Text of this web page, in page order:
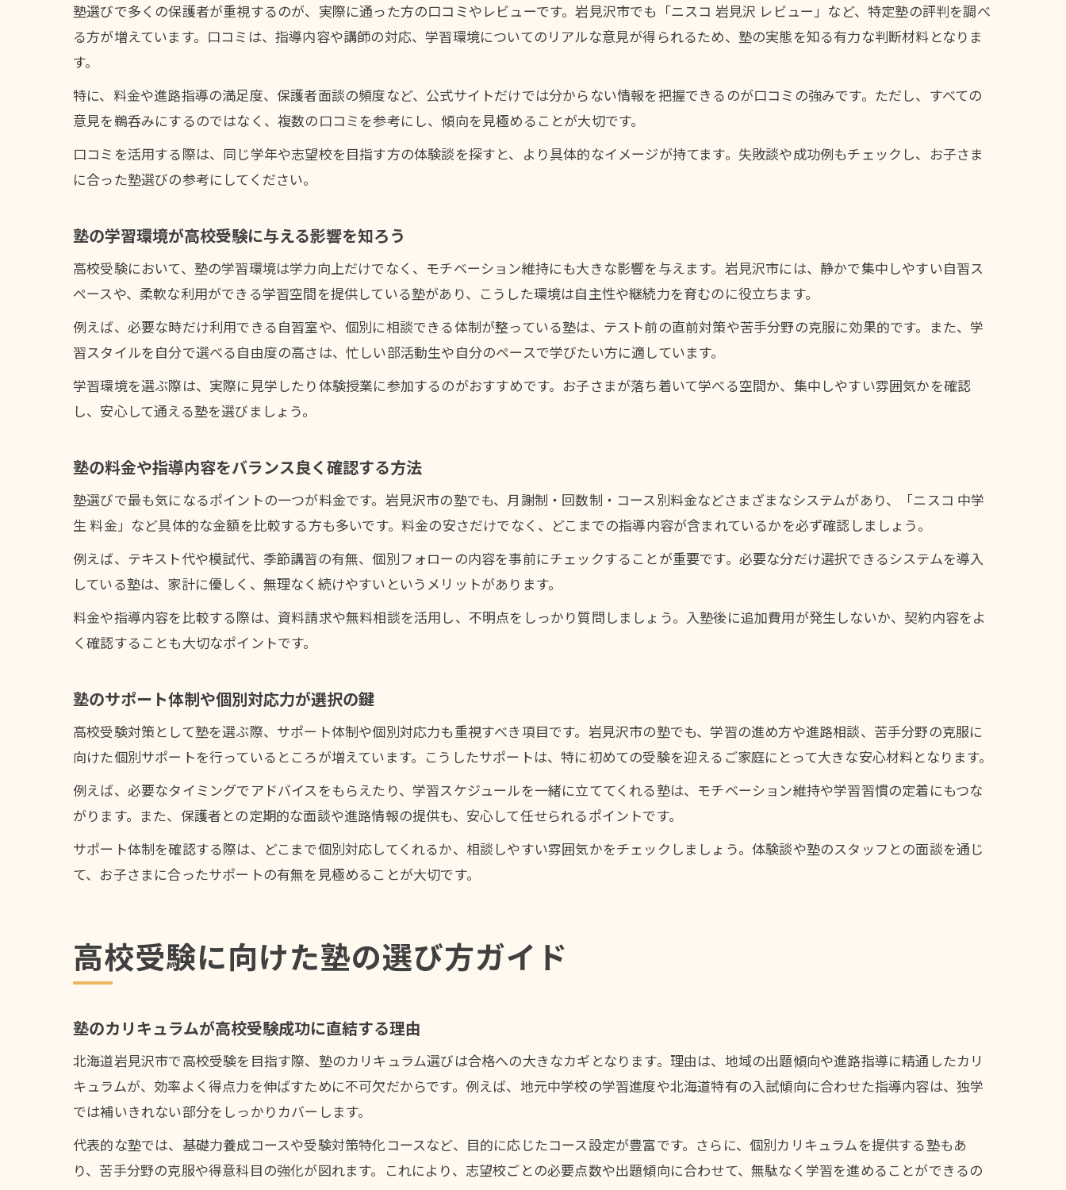
塾の料金相場と家計に優しい選択法
塾の料金相場を知り家計に合った選び方を実践
塾の料金プランが保護者の負担を軽減する理由
高校受験塾の平均費用と安い塾の特徴を解説
塾の割引制度や特典を活用した節約術
塾のサポートが高校受験合格率に与える影響
塾の講師が生徒に寄り添う指導の魅力
塾の進捗管理でモチベーション維持が可能
安心して通える塾の特徴と見抜き方
塾の勧誘や高額料金に注意した見抜き方
塾の立地や通いやすさも選択基準に含める
塾の講師の親身な指導が安心材料となる要素
塾選びで多くの保護者が重視するのが、実際に通った方の口コミやレビューです。岩見沢市でも「ニスコ 岩見沢 レビュー」など、特定塾の評判を調べ
る方が増えています。口コミは、指導内容や講師の対応、学習環境についてのリアルな意見が得られるため、塾の実態を知る有力な判断材料となりま
す。
特に、料金や進路指導の満足度、保護者面談の頻度など、公式サイトだけでは分からない情報を把握できるのが口コミの強みです。ただし、すべての
意見を鵜呑みにするのではなく、複数の口コミを参考にし、傾向を見極めることが大切です。
口コミを活用する際は、同じ学年や志望校を目指す方の体験談を探すと、より具体的なイメージが持てます。失敗談や成功例もチェックし、お子さま
に合った塾選びの参考にしてください。
塾の学習環境が高校受験に与える影響を知ろう
高校受験において、塾の学習環境は学力向上だけでなく、モチベーション維持にも大きな影響を与えます。岩見沢市には、静かで集中しやすい自習ス
ペースや、柔軟な利用ができる学習空間を提供している塾があり、こうした環境は自主性や継続力を育むのに役立ちます。
例えば、必要な時だけ利用できる自習室や、個別に相談できる体制が整っている塾は、テスト前の直前対策や苦手分野の克服に効果的です。また、学
習スタイルを自分で選べる自由度の高さは、忙しい部活動生や自分のペースで学びたい方に適しています。
学習環境を選ぶ際は、実際に見学したり体験授業に参加するのがおすすめです。お子さまが落ち着いて学べる空間か、集中しやすい雰囲気かを確認
し、安心して通える塾を選びましょう。
塾の料金や指導内容をバランス良く確認する方法
塾選びで最も気になるポイントの一つが料金です。岩見沢市の塾でも、月謝制・回数制・コース別料金などさまざまなシステムがあり、「ニスコ 中学
生 料金」など具体的な金額を比較する方も多いです。料金の安さだけでなく、どこまでの指導内容が含まれているかを必ず確認しましょう。
例えば、テキスト代や模試代、季節講習の有無、個別フォローの内容を事前にチェックすることが重要です。必要な分だけ選択できるシステムを導入
している塾は、家計に優しく、無理なく続けやすいというメリットがあります。
料金や指導内容を比較する際は、資料請求や無料相談を活用し、不明点をしっかり質問しましょう。入塾後に追加費用が発生しないか、契約内容をよ
く確認することも大切なポイントです。
塾のサポート体制や個別対応力が選択の鍵
高校受験対策として塾を選ぶ際、サポート体制や個別対応力も重視すべき項目です。岩見沢市の塾でも、学習の進め方や進路相談、苦手分野の克服に
向けた個別サポートを行っているところが増えています。こうしたサポートは、特に初めての受験を迎えるご家庭にとって大きな安心材料となります。
例えば、必要なタイミングでアドバイスをもらえたり、学習スケジュールを一緒に立ててくれる塾は、モチベーション維持や学習習慣の定着にもつな
がります。また、保護者との定期的な面談や進路情報の提供も、安心して任せられるポイントです。
サポート体制を確認する際は、どこまで個別対応してくれるか、相談しやすい雰囲気かをチェックしましょう。体験談や塾のスタッフとの面談を通じ
て、お子さまに合ったサポートの有無を見極めることが大切です。
高校受験に向けた塾の選び方ガイド
塾のカリキュラムが高校受験成功に直結する理由
北海道岩見沢市で高校受験を目指す際、塾のカリキュラム選びは合格への大きなカギとなります。理由は、地域の出題傾向や進路指導に精通したカリ
キュラムが、効率よく得点力を伸ばすために不可欠だからです。例えば、地元中学校の学習進度や北海道特有の入試傾向に合わせた指導内容は、独学
では補いきれない部分をしっかりカバーします。
代表的な塾では、基礎力養成コースや受験対策特化コースなど、目的に応じたコース設定が豊富です。さらに、個別カリキュラムを提供する塾もあ
り、苦手分野の克服や得意科目の強化が図れます。これにより、志望校ごとの必要点数や出題傾向に合わせて、無駄なく学習を進めることができるの